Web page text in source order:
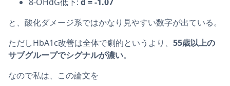
と、酸化ダメージ系ではかなり見やすい数字が出ている。
ただしHbA1c改善は全体で劇的というより、 55歳以上の
サブグループでシグナルが濃い。
なので私は、この論文を